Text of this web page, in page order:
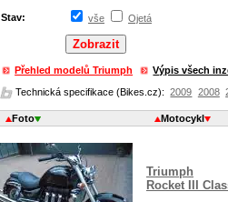
Stav: vše Ojetá
Přehled modelů Triumph Výpis všech
Technická specifikace (Bikes.cz): 2009 2008
Foto Motocykl
Triumph
Rocket III